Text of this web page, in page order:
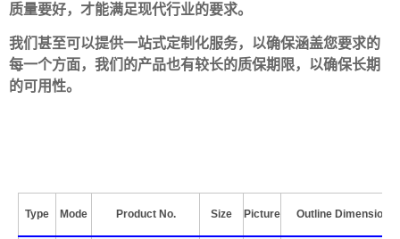
质量要好，才能满足现代行业的要求。
我们甚至可以提供一站式定制化服务，以确保涵盖您要求的
每一个方面，我们的产品也有较长的质保期限，以确保长期
的可用性。
Type Mode Product No. Size Picture Outline Dimension